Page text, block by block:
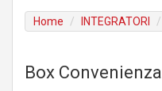
Home INTEGRATORI
Box Convenienza